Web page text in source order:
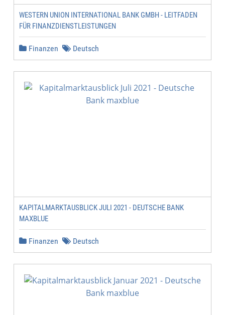
WESTERN UNION INTERNATIONAL BANK GMBH - LEITFADEN
FÜR FINANZDIENSTLEISTUNGEN
Finanzen Deutsch
KAPITALMARKTAUSBLICK JULI 2021 - DEUTSCHE BANK
MAXBLUE
Finanzen Deutsch